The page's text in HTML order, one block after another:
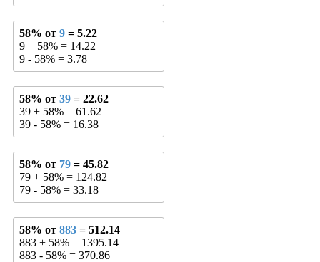
58% от 9 = 5.22
9 + 58% = 14.22
9 - 58% = 3.78
58% от 39 = 22.62
39 + 58% = 61.62
39 - 58% = 16.38
58% от 79 = 45.82
79 + 58% = 124.82
79 - 58% = 33.18
58% от 883 = 512.14
883 + 58% = 1395.14
883 - 58% = 370.86